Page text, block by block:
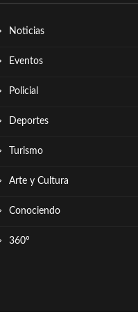
Noticias
Eventos
Policial
Deportes
Turismo
Arte y Cultura
Conociendo
360º